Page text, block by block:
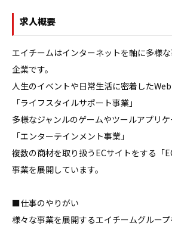
求人概要
エイチームはインターネットを軸に多様
企業です。
人生のイベントや日常生活に密着した
「ライフスタイルサポート事業」
多様なジャンルのゲームやツールアプリ
「エンターテインメント事業」
複数の商材を取り扱うECサイトをする「
事業を展開しています。
■仕事のやりがい
様々な事業を展開するエイチームグルー